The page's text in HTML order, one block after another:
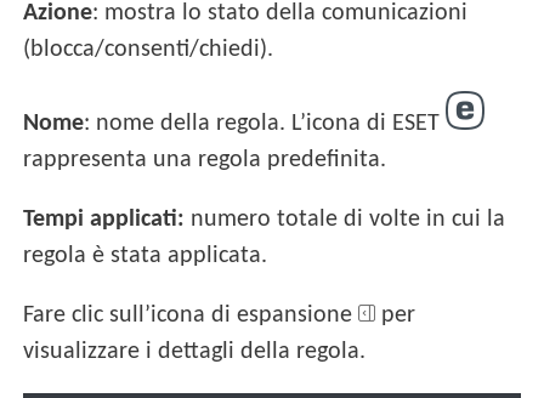
Azione: mostra lo stato della comunicazioni
(blocca/consenti/chiedi).
Nome: nome della regola. L’icona di ESET
rappresenta una regola predefinita.
Tempi applicati: numero totale di volte in cui la
regola è stata applicata.
Fare clic sull’icona di espansione
per
visualizzare i dettagli della regola.